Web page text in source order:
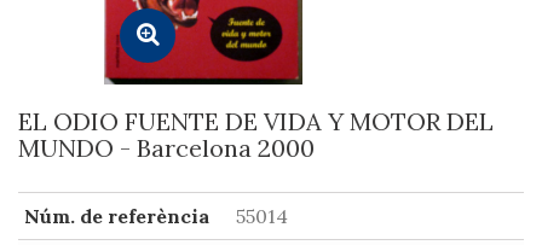
EL ODIO FUENTE DE VIDA Y MOTOR DEL
MUNDO - Barcelona 2000
Núm. de referència
55014